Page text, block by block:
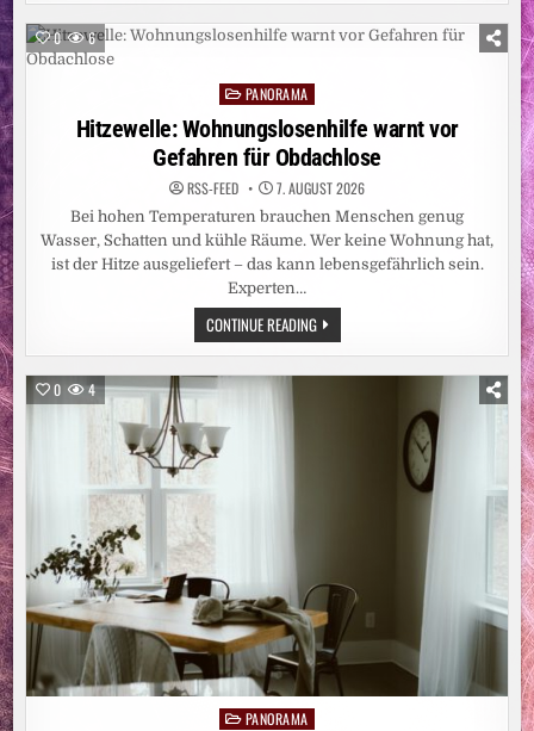
IN
SACHEN
DIE
ANTWORT
0 6
PostedPANORAMA
Hitzewelle: Wohnungslosenhilfe warnt vor
Gefahren für Obdachlose
RSS-FEED 7. AUGUST 2026
Bei hohen Temperaturen brauchen Menschen genug
Wasser, Schatten und kühle Räume. Wer keine Wohnung hat,
ist der Hitze ausgeliefert – das kann lebensgefährlich sein.
Experten…
CONTINUE READINGHITZEWELLE:
WOHNUNGSLOSENHILFE
WARNT
0 4
PostedPANORAMA